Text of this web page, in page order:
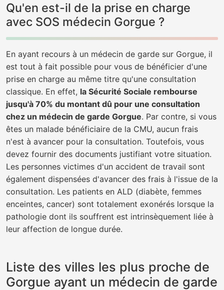
Qu'en est-il de la prise en charge
avec SOS médecin Gorgue ?
En ayant recours à un médecin de garde sur Gorgue, il
est tout à fait possible pour vous de bénéficier d'une
prise en charge au même titre qu'une consultation
classique. En effet, la Sécurité Sociale rembourse
jusqu'à 70% du montant dû pour une consultation
chez un médecin de garde Gorgue. Par contre, si vous
êtes un malade bénéficiaire de la CMU, aucun frais
n'est à avancer pour la consultation. Toutefois, vous
devez fournir des documents justifiant votre situation.
Les personnes victimes d'un accident de travail sont
également dispensées d'avancer des frais à l'issue de la
consultation. Les patients en ALD (diabète, femmes
enceintes, cancer) sont totalement exonérés lorsque la
pathologie dont ils souffrent est intrinsèquement liée à
leur affection de longue durée.
Liste des villes les plus proche de
Gorgue ayant un médecin de garde